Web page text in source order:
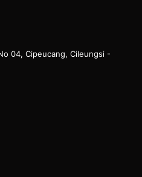
04, Cipeucang, Cileungsi -